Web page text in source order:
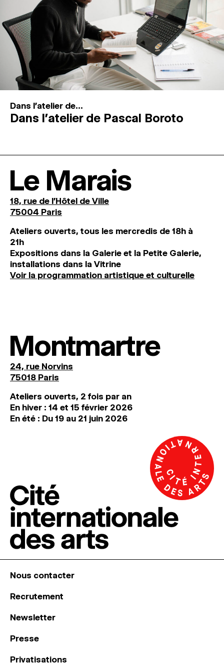
Dans l'atelier de...
Dans l’atelier de Pascal Boroto
Le Marais
18, rue de l'Hôtel de Ville
75004 Paris
Ateliers ouverts, tous les mercredis de 18h à
21h
Expositions dans la Galerie et la Petite Galerie,
installations dans la Vitrine
Voir la programmation artistique et culturelle
Montmartre
24, rue Norvins
75018 Paris
Ateliers ouverts, 2 fois par an
En hiver : 14 et 15 février 2026
En été : Du 19 au 21 juin 2026
Nous contacter
Recrutement
Newsletter
Presse
Privatisations